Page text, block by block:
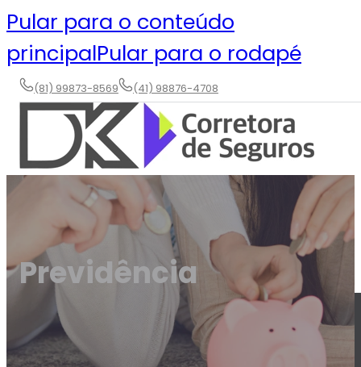
Pular para o conteúdo
principalPular para o rodapé
(81) 99873-8569 (41) 98876-4708
Início
Corretora
Serviços
Seguro Saúde Empresarial
Planos Odontológicos
Previdência